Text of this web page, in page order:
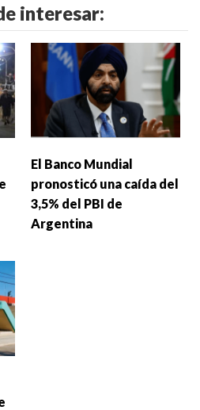
interesar:
El Banco Mundial
pronosticó una caída del
3,5% del PBI de
Argentina